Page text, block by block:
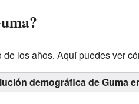
los años. Aquí puedes ver
demográfica de Guma